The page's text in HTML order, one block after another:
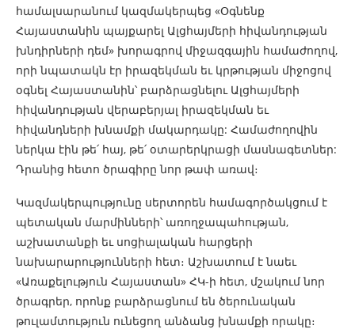
համալսարանում կազմակերպեց «Օգնենք
Հայաստանին պայքարել Ալցհայմերի հիվանդության
խնդիրների դեմ» խորագրով միջազգային համաժողով,
որի նպատակն էր իրազեկման եւ կրթության միջոցով
օգնել Հայաստանին՝ բարձրացնելու Ալցհայմերի
հիվանդության վերաբերյալ իրազեկման եւ
հիվանդների խնամքի մակարդակը: Համաժողովին
ներկա էին թե՛ հայ, թե՛ օտարերկրացի մասնագետներ:
Դրանից հետո ծրագիրը նոր թափ առավ։
Կազմակերպությունը սերտորեն համագործակցում է
պետական մարմինների՝ առողջապահության,
աշխատանքի եւ սոցիալական հարցերի
նախարարությունների հետ։ Աշխատում է նաեւ
«Առաքելություն Հայաստան» ՀԿ-ի հետ, մշակում նոր
ծրագրեր, որոնք բարձրացնում են ծերունական
թուլամտություն ունեցող անձանց խնամքի որակը։